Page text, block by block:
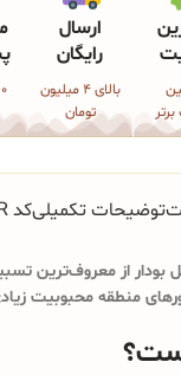
ارسال
رایگان
بالای 4 میلیون
تومان
توضیحات تکمیلیکد QR محصول
از معروف‌ترین
منطقه محبوبیت